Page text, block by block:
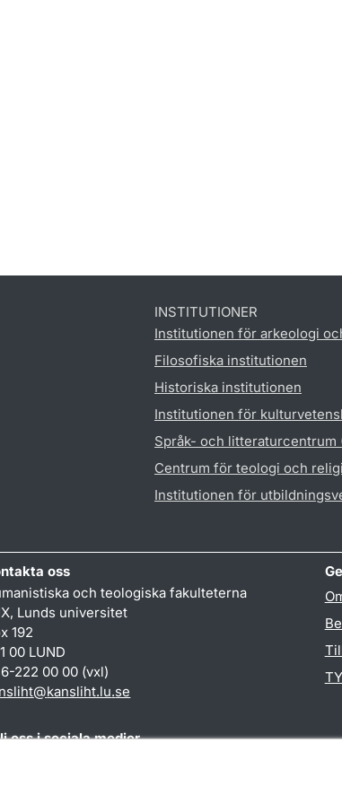
INSTITUTIONER
Institutionen för arkeologi
Filosofiska institutionen
Historiska institutionen
Institutionen för
Språk- och litteraturcentrum
Centrum för teologi och
Institutionen för
oss
och teologiska fakulteterna
Lunds universitet
192
00 LUND
222 00 00 (vxl)
@kansliht.lu.se
oss i sociala medier